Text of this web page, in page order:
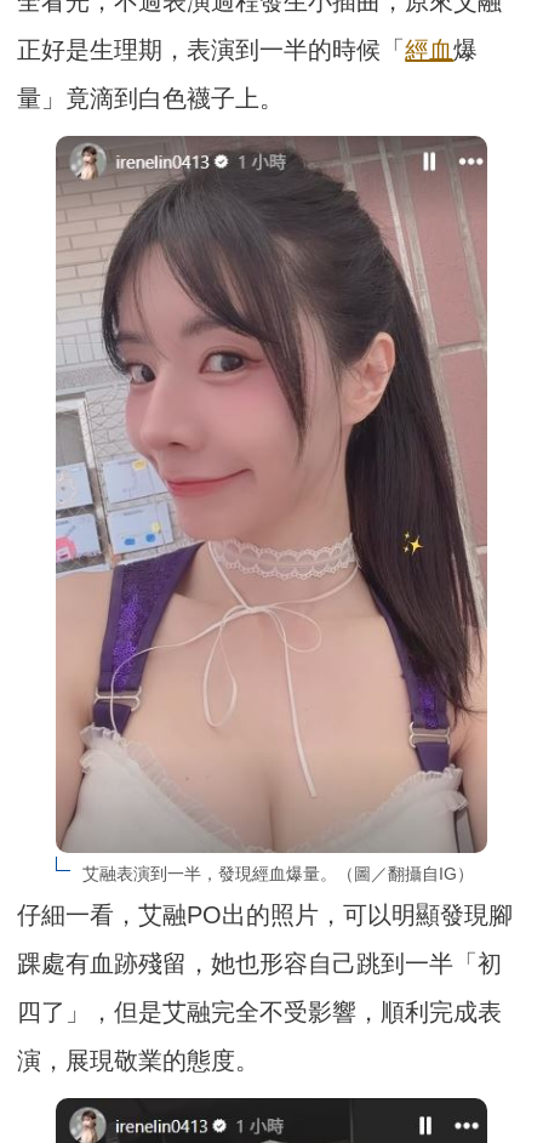
正好是生理期，表演到一半的時候「經血爆
量」竟滴到白色襪子上。
艾融表演到一半，發現經血爆量。（圖／翻攝自IG）
仔細一看，艾融PO出的照片，可以明顯發現腳
踝處有血跡殘留，她也形容自己跳到一半「初
四了」，但是艾融完全不受影響，順利完成表
演，展現敬業的態度。